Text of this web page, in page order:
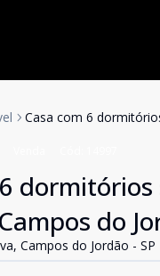
Casa com 6
do
Campos do Jordão - SP